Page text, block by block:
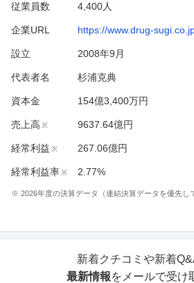
従業員数 4,400人
企業URL https://www.drug-
設立 2008年9月
代表者名 杉浦克典
資本金 154億3,400万円
売上高 ※ 9637.64億円
経常利益 ※ 267.06億円
経常利益率※ 2.77%
※ 2026年度の決算データ（連結決算データを優先し
新着クチコミや新着
最新情報をメールで受け